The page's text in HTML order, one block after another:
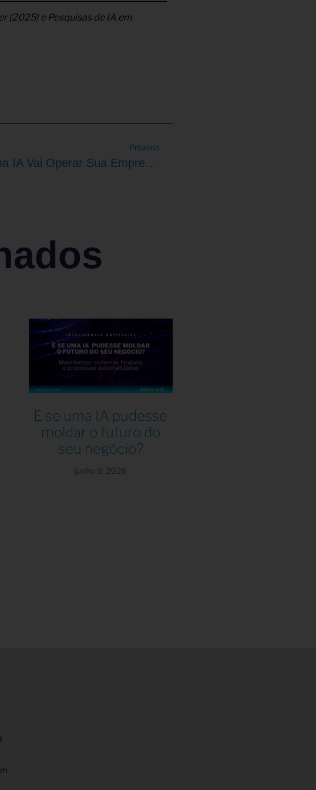
(2025) e Pesquisas de IA em
Próximo
Em 2026, Uma IA Vai Operar Sua Empresa. Você Está Preparado?
E se uma IA pudesse
moldar o futuro do
seu negócio?
junho 9, 2026